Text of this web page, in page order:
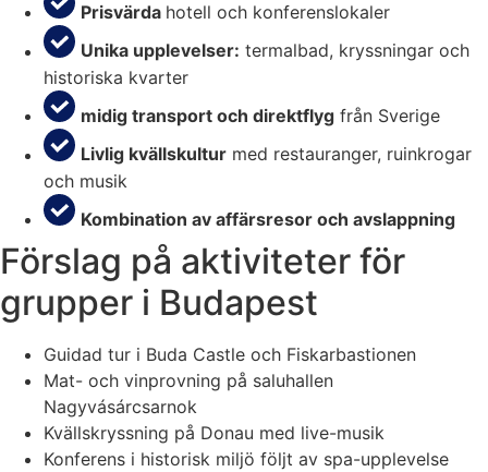
Prisvärda hotell och konferenslokaler
Unika upplevelser: termalbad, kryssningar och
historiska kvarter
midig transport och direktflyg från Sverige
Livlig kvällskultur med restauranger, ruinkrogar
och musik
Kombination av affärsresor och avslappning
Förslag på aktiviteter för
grupper i Budapest
Guidad tur i Buda Castle och Fiskarbastionen
Mat- och vinprovning på saluhallen
Nagyvásárcsarnok
Kvällskryssning på Donau med live-musik
Konferens i historisk miljö följt av spa-upplevelse